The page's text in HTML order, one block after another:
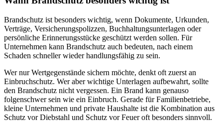
Brandschutz ist besonders wichtig, wenn Dokumente, Urkunden,
Verträge, Versicherungspolizzen, Buchhaltungsunterlagen oder
persönliche Erinnerungsstücke geschützt werden sollen. Für
Unternehmen kann Brandschutz auch bedeuten, nach einem
Schaden schneller wieder handlungsfähig zu sein.
Wer nur Wertgegenstände sichern möchte, denkt oft zuerst an
Einbruchschutz. Wer aber wichtige Unterlagen aufbewahrt, sollte
den Brandschutz nicht vergessen. Ein Brand kann genauso
folgenschwer sein wie ein Einbruch. Gerade für Familienbetriebe,
kleine Unternehmen und private Haushalte ist die Kombination aus
Schutz vor Diebstahl und Schutz vor Feuer oft besonders sinnvoll.